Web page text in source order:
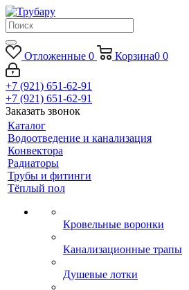
Отложенные 0 Корзина0 0
+7 (921) 651-62-91
+7 (921) 651-62-91
Заказать звонок
Каталог
Водоотведение и канализация
Конвектора
Радиаторы
Трубы и фитинги
Тёплый пол
Кровельные воронки
Канализационные трапы
Душевые лотки